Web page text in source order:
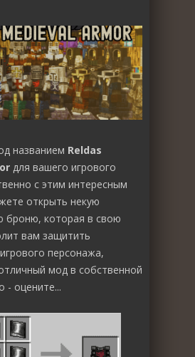
названием Reldas
для вашего игрового
с этим интересным
открыть некую
броню, которая в свою
вам защитить
персонажа,
мод в собственной
- оцените...